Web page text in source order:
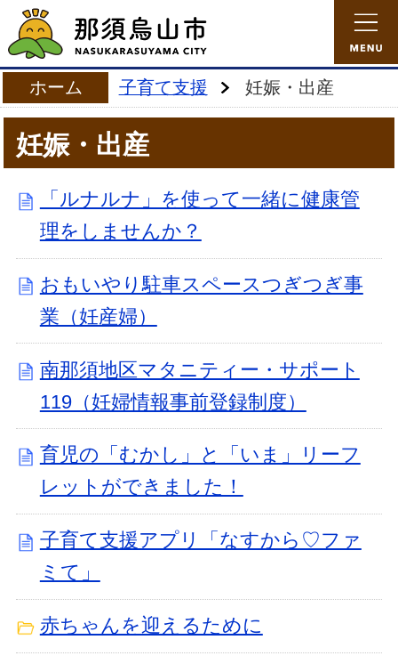
ホーム 子育て支援 妊娠・出産
妊娠・出産
「ルナルナ」を使って一緒に健康管
理をしませんか？
おもいやり駐車スペースつぎつぎ事
業（妊産婦）
南那須地区マタニティー・サポート
119（妊婦情報事前登録制度）
育児の「むかし」と「いま」リーフ
レットができました！
子育て支援アプリ「なすから♡ファ
ミて」
赤ちゃんを迎えるために